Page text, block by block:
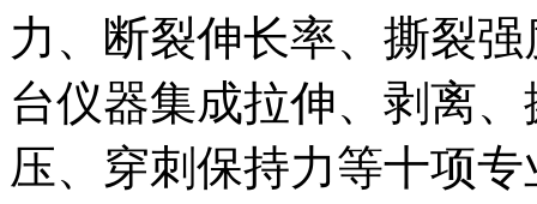
力、断裂伸长率、撕裂
台仪器集成拉伸、剥离
压、穿刺保持力等十项